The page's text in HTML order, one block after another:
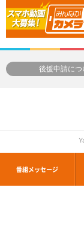
番組メッセージ
後援申請につ